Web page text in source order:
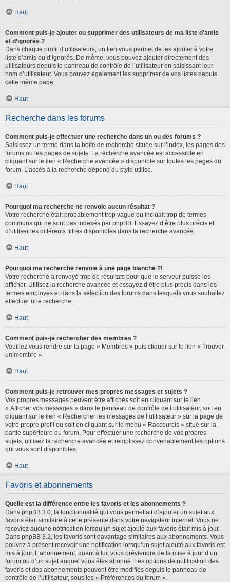
Haut
Comment puis-je ajouter ou supprimer des utilisateurs de ma liste d’amis
et d’ignorés ?
Dans chaque profil d’utilisateurs, un lien vous permet de les ajouter à votre
liste d’amis ou d’ignorés. De même, vous pouvez ajouter directement des
utilisateurs depuis le panneau de contrôle de l’utilisateur en saisissant leur
nom d’utilisateur. Vous pouvez également les supprimer de vos listes depuis
cette même page.
Haut
Recherche dans les forums
Comment puis-je effectuer une recherche dans un ou des forums ?
Saisissez un terme dans la boîte de recherche située sur l’index, les pages des
forums ou les pages de sujets. La recherche avancée est accessible en
cliquant sur le lien « Recherche avancée » disponible sur toutes les pages du
forum. L’accès à la recherche dépend du style utilisé.
Haut
Pourquoi ma recherche ne renvoie aucun résultat ?
Votre recherche était probablement trop vague ou incluait trop de termes
communs qui ne sont pas indexés par phpBB. Essayez d’être plus précis et
d’utiliser les différents filtres disponibles dans la recherche avancée.
Haut
Pourquoi ma recherche renvoie à une page blanche ?!
Votre recherche a renvoyé trop de résultats pour que le serveur puisse les
afficher. Utilisez la recherche avancée et essayez d’être plus précis dans les
termes employés et dans la sélection des forums dans lesquels vous souhaitez
effectuer une recherche.
Haut
Comment puis-je rechercher des membres ?
Veuillez vous rendre sur la page « Membres » puis cliquer sur le lien « Trouver
un membre ».
Haut
Comment puis-je retrouver mes propres messages et sujets ?
Vos propres messages peuvent être affichés soit en cliquant sur le lien
« Afficher vos messages » dans le panneau de contrôle de l’utilisateur, soit en
cliquant sur le lien « Rechercher les messages de l’utilisateur » sur la page de
votre propre profil ou soit en cliquant sur le menu « Raccourcis » situé sur la
partie supérieure du forum. Pour effectuer une recherche de vos propres
sujets, utilisez la recherche avancée et remplissez convenablement les options
qui vous sont disponibles.
Haut
Favoris et abonnements
Quelle est la différence entre les favoris et les abonnements ?
Dans phpBB 3.0, la fonctionnalité qui vous permettait d’ajouter un sujet aux
favoris était similaire à celle présente dans votre navigateur internet. Vous ne
receviez aucune notification lorsqu’un sujet ajouté aux favoris était mis à jour.
Dans phpBB 3.2, les favoris sont davantage similaires aux abonnements. Vous
pouvez à présent recevoir une notification lorsqu’un sujet ajouté aux favoris est
mis à jour. L’abonnement, quant à lui, vous préviendra de la mise à jour d’un
forum ou d’un sujet auquel vous êtes abonné. Les options de notification des
favoris et des abonnements peuvent être modifiés depuis le panneau de
contrôle de l’utilisateur, sous les « Préférences du forum ».